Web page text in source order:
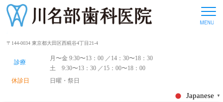
〒144-0034 東京都大田区西糀谷4丁目21-4
診療
月〜金 9:30〜13：00 ／14：30〜18：30
土 9:30〜13：30 ／15：00〜18：00
休診日
日曜・祭日
Japanese ▼